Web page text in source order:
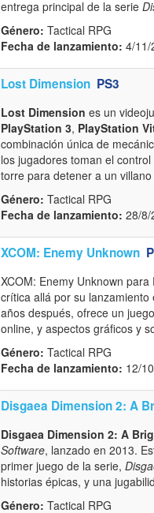
entrega principal de la serie
Género: Tactical RPG
Fecha de lanzamiento: 4/11/
Lost Dimension PS3
Lost Dimension es un
PlayStation 3, PlayStation
combinación única de
los jugadores toman el
torre para detener a un
Género: Tactical RPG
Fecha de lanzamiento: 28/8/
XCOM: Enemy Unknown
XCOM: Enemy Unknown
crítica allá por su
años después, ofrece un
online, y aspectos gráficos y
Género: Tactical RPG
Fecha de lanzamiento: 12/
Disgaea Dimension 2: A
Disgaea Dimension 2: A
Software, lanzado en 2013.
primer juego de la serie,
historias épicas, y una
Género: Tactical RPG